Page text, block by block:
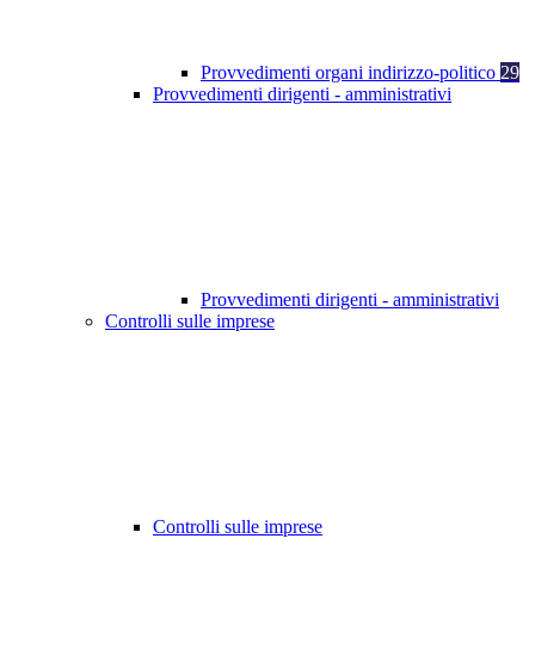
Provvedimenti organi indirizzo-politico 29
Provvedimenti dirigenti - amministrativi
Provvedimenti dirigenti - amministrativi
Controlli sulle imprese
Controlli sulle imprese